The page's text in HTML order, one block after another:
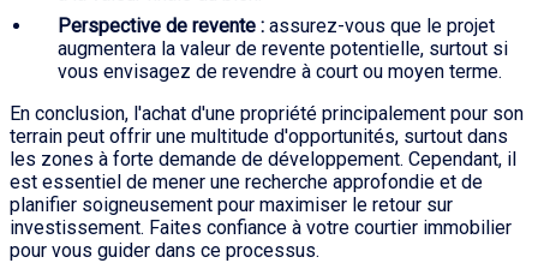
Perspective de revente : assurez-vous que le projet
augmentera la valeur de revente potentielle, surtout si
vous envisagez de revendre à court ou moyen terme.
En conclusion, l'achat d'une propriété principalement pour son
terrain peut offrir une multitude d'opportunités, surtout dans
les zones à forte demande de développement. Cependant, il
est essentiel de mener une recherche approfondie et de
planifier soigneusement pour maximiser le retour sur
investissement. Faites confiance à votre courtier immobilier
pour vous guider dans ce processus.